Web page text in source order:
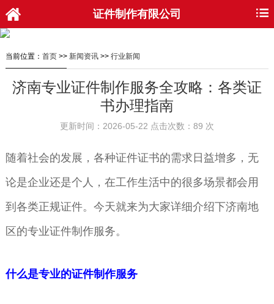
证件制作有限公司
当前位置： 首页>> 新闻资讯>> 行业新闻
济南专业证件制作服务全攻略：各类证
书办理指南
更新时间：2026-05-22 点击次数：89 次
随着社会的发展，各种证件证书的需求日益增多，无
论是企业还是个人，在工作生活中的很多场景都会用
到各类正规证件。今天就来为大家详细介绍下济南地
区的专业证件制作服务。
什么是专业的证件制作服务